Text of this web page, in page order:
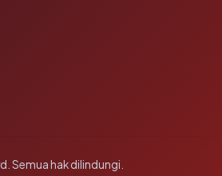
Semua hak dilindungi.